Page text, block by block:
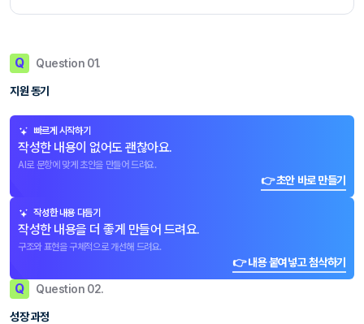
Q Question 01.
지원 동기
빠르게 시작하기
작성한 내용이 없어도 괜찮아요.
AI로 문항에 맞게 초안을 만들어 드려요.
👉 초안 바로 만들기
작성한 내용 다듬기
작성한 내용을 더 좋게 만들어 드려요.
구조와 표현을 구체적으로 개선해 드려요.
👉 내용 붙여넣고 첨삭하기
Q Question 02.
성장 과정